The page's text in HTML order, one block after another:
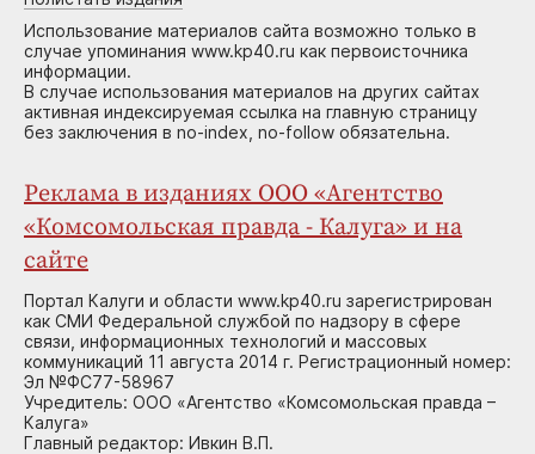
Использование материалов сайта возможно только в
случае упоминания www.kp40.ru как первоисточника
информации.
В случае использования материалов на других сайтах
активная индексируемая ссылка на главную страницу
без заключения в no-index, no-follow обязательна.
Реклама в изданиях ООО «Агентство
«Комсомольская правда - Калуга» и на
сайте
Портал Калуги и области www.kp40.ru зарегистрирован
как СМИ Федеральной службой по надзору в сфере
связи, информационных технологий и массовых
коммуникаций 11 августа 2014 г. Регистрационный номер:
Эл №ФС77-58967
Учредитель: ООО «Агентство «Комсомольская правда –
Калуга»
Главный редактор: Ивкин В.П.